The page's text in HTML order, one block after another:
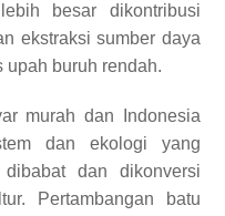
besar dikontribusi
ekstraksi sumber daya
upah buruh rendah.
murah dan Indonesia
dan ekologi yang
dan dikonversi
Pertambangan batu